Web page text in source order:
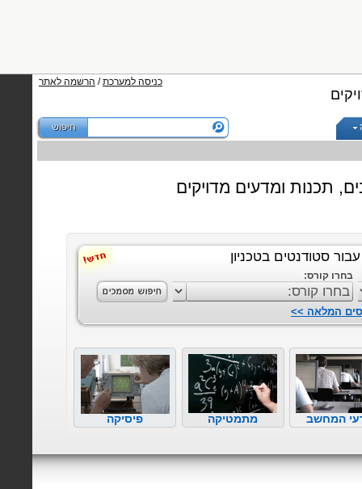
כניסה למערכת/ הרשמה לאתר
תכנות ומדעים מדויקים
עבור סטודנטים בטכניון
בחרו קורס:
המלאה >>
המחשב מתמטיקה פיסיקה